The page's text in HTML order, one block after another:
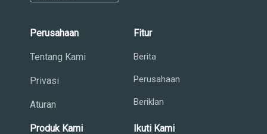
Perusahaan
Tentang Kami
Privasi
Aturan
Fitur
Berita
Perusahaan
Beriklan
Produk Kami Ikuti Kami